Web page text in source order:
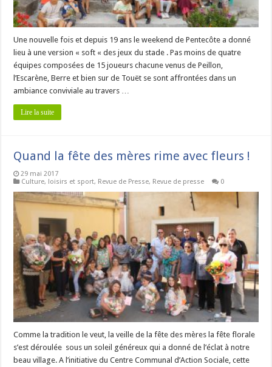
Une nouvelle fois et depuis 19 ans le weekend de Pentecôte a donné
lieu à une version « soft « des jeux du stade . Pas moins de quatre
équipes composées de 15 joueurs chacune venus de Peillon,
l’Escarène, Berre et bien sur de Touët se sont affrontées dans un
ambiance conviviale au travers …
Lire la suite
Quand la fête des mères rime avec fleurs !
29 mai 2017
Culture, loisirs et sport, Revue de Presse, Revue de presse 0
Comme la tradition le veut, la veille de la fête des mères la fête florale
s’est déroulée sous un soleil généreux qui a donné de l’éclat à notre
beau village. A l’initiative du Centre Communal d’Action Sociale, cette